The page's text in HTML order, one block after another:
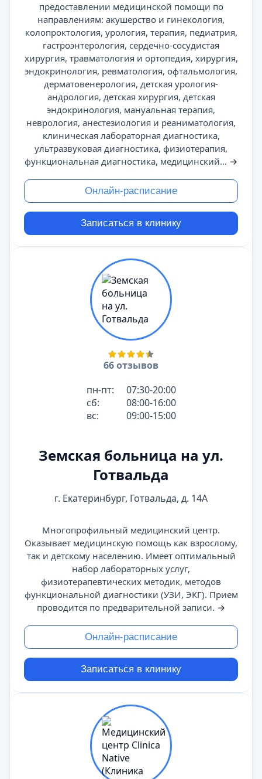
предоставлении медицинской помощи по
направлениям: акушерство и гинекология,
колопроктология, урология, терапия, педиатрия,
гастроэнтерология, сердечно-сосудистая
хирургия, травматология и ортопедия, хирургия,
эндокринология, ревматология, офтальмология,
дерматовенерология, детская урология-
андрология, детская хирургия, детская
эндокринология, мануальная терапия,
неврология, анестезиология и реаниматология,
клиническая лабораторная диагностика,
ультразвуковая диагностика, физиотерапия,
функциональная диагностика, медицинский... →
Онлайн-расписание
Записаться в клинику
66 отзывов
пн-пт:
07:30-20:00
сб:
08:00-16:00
вс:
09:00-15:00
Земская больница на ул.
Готвальда
г. Екатеринбург, Готвальда, д. 14А
Многопрофильный медицинский центр.
Оказывает медицинскую помощь как взрослому,
так и детскому населению. Имеет оптимальный
набор лабораторных услуг,
физиотерапевтических методик, методов
функциональной диагностики (УЗИ, ЭКГ). Прием
проводится по предварительной записи. →
Онлайн-расписание
Записаться в клинику